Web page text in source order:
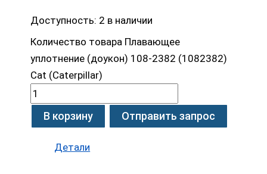
Доступность: 2 в наличии
Количество товара Плавающее
уплотнение (доукон) 108-2382 (1082382)
Cat (Caterpillar)
В корзину Отправить запрос
Детали